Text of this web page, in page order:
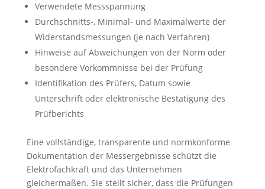
Verwendete Messspannung
Durchschnitts-, Minimal- und Maximalwerte der
Widerstandsmessungen (je nach Verfahren)
Hinweise auf Abweichungen von der Norm oder
besondere Vorkommnisse bei der Prüfung
Identifikation des Prüfers, Datum sowie
Unterschrift oder elektronische Bestätigung des
Prüfberichts
Eine vollständige, transparente und normkonforme
Dokumentation der Messergebnisse schützt die
Elektrofachkraft und das Unternehmen
gleichermaßen. Sie stellt sicher, dass die Prüfungen